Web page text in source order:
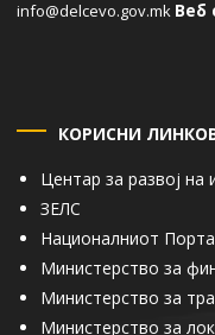
info@delcevo.gov.mk Веб
КОРИСНИ
Центар за развој на
ЗЕЛС
Националниот
Министерство за
Министерство за
Министерство за